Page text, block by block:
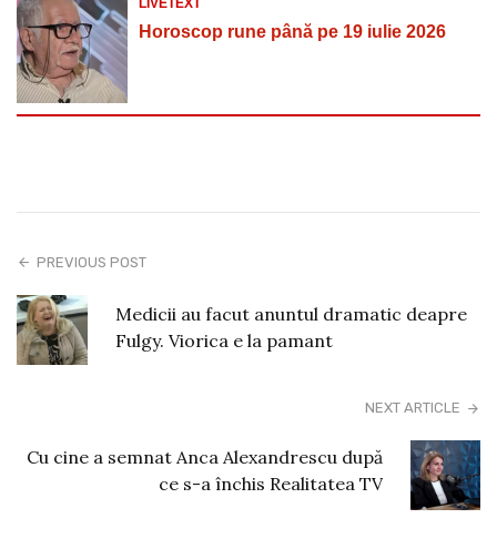
LIVETEXT
Horoscop rune până pe 19 iulie 2026
PREVIOUS POST
Medicii au facut anuntul dramatic deapre
Fulgy. Viorica e la pamant
NEXT ARTICLE
Cu cine a semnat Anca Alexandrescu după
ce s-a închis Realitatea TV